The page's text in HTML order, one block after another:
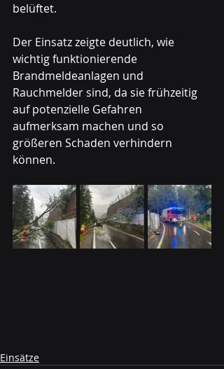
belüftet.
Der Einsatz zeigte deutlich, wie
wichtig funktionierende
Brandmeldeanlagen und
Rauchmelder sind, da sie frühzeitig
auf potenzielle Gefahren
aufmerksam machen und so
größeren Schaden verhindern
können.
Einsätze